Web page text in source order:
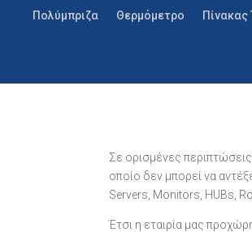
Πολύμπριζα Θερμόμετρο
Σε ορισμένες
οποίο δεν μπορεί να
Servers, Monitors, HUBs,
Έτσι η εταιρία μας